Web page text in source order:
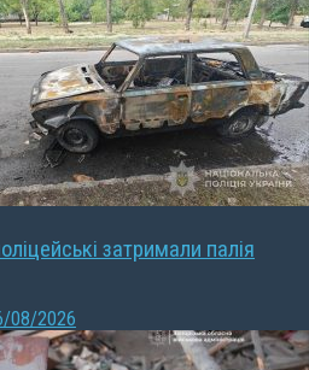
затримали палія
08/2026